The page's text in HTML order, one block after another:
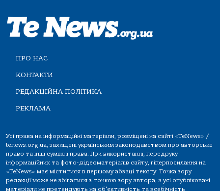
ПРО НАС
КОНТАКТИ
РЕДАКЦІЙНА ПОЛІТИКА
РЕКЛАМА
Усі права на інформаційні матеріали, розміщені на сайті «TeNews» /
tenews.org.ua, захищені українським законодавством про авторське
право та інші суміжні права. При використанні, передруку
інформаційних та фото-,відеоматеріалів сайту, гіперпосилання на
«TeNews» має міститися в першому абзаці тексту. Точка зору
редакції може не збігатися з точкою зору автора, а усі опубліковані
матеріали не претендують на об'єктивність та всебічність